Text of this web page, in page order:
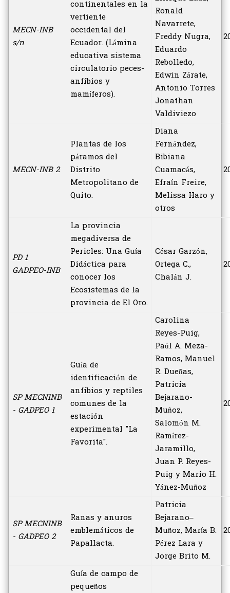
MECN-INB
s/n
continentales en la
vertiente
occidental del
Ecuador. (Lámina
educativa sistema
circulatorio peces-
anfibios y
mamíferos).
Ronald
Navarrete,
Freddy Nugra,
Eduardo
Rebolledo,
Edwin Zárate,
Antonio Torres
Jonathan
Valdiviezo
MECN-INB 2
Plantas de los
páramos del
Distrito
Metropolitano de
Quito.
Diana
Fernández,
Bibiana
Cuamacás,
Efraín Freire,
Melissa Haro y
otros
PD 1
GADPEO-INB
La provincia
megadiversa de
Pericles: Una Guía
Didáctica para
conocer los
Ecosistemas de la
provincia de El Oro.
César Garzón,
Ortega C.,
Chalán J.
SP MECNINB
- GADPEO 1
Guía de
identificación de
anfibios y reptiles
comunes de la
estación
experimental "La
Favorita".
Carolina
Reyes-Puig,
Paúl A. Meza-
Ramos, Manuel
R. Dueñas,
Patricia
Bejarano-
Muñoz,
Salomón M.
Ramírez-
Jaramillo,
Juan P. Reyes-
Puig y Mario H.
Yánez-Muñoz
SP MECNINB
- GADPEO 2
Ranas y anuros
emblemáticos de
Papallacta.
Patricia
Bejarano–
Muñoz, María B.
Pérez Lara y
Jorge Brito M.
Guía de campo de
pequeños